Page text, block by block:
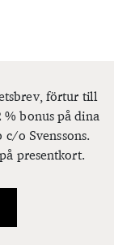
förtur till
bonus på dina
o Svenssons.
presentkort.